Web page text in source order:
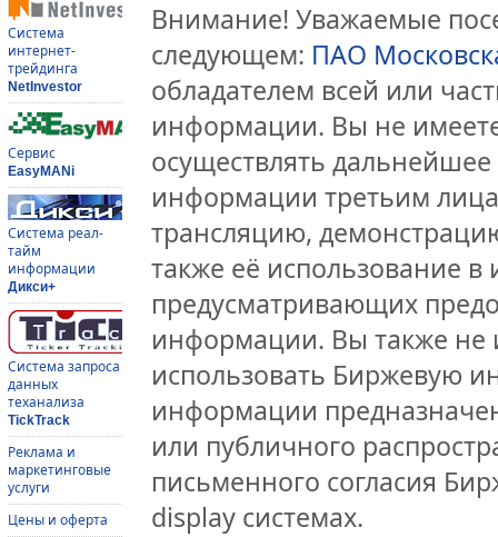
Система
интернет-
трейдинга
NetInvestor
Сервис
EasyMANi
Система реал-
тайм
информации
Дикси+
Система запроса
данных
теханализа
TickTrack
Реклама и
маркетинговые
услуги
Цены и оферта
Внимание! Уважаемые
следующем: ПАО
обладателем всей или
информации. Вы не
осуществлять
информации третьим
трансляцию,
также её использование
предусматривающих
информации. Вы также не
использовать Биржевую
информации
или публичного
письменного согласия
display системах.